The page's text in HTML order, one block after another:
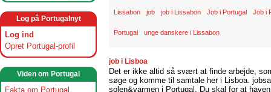
Log på Portugalnyt
Log ind
Opret Portugal-profil
Viden om Portugal
Fakta om Portugal
Lissabon job job i Lissabon Job i Portugal Job i
Portugal unge danskere i Lissabon
job i Lisboa
Det er ikke altid så svært at finde arbejde,
søge og komme til samtale her i Lisboa.
solen&varmen i Portugal. Du skal for at